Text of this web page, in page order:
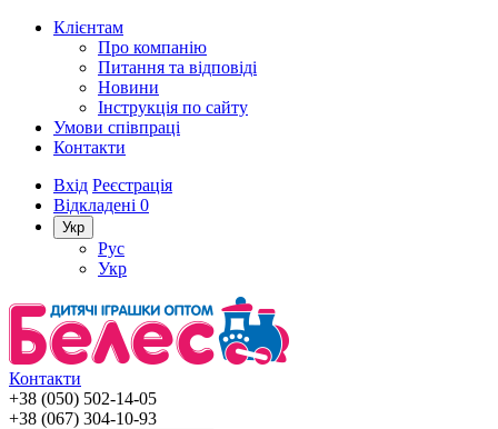
Клієнтам
Про компанію
Питання та відповіді
Новини
Інструкція по сайту
Умови співпраці
Контакти
Вхід Реєстрація
Відкладені 0
Укр
Рус
Укр
Контакти
+38 (050) 502-14-05
+38 (067) 304-10-93